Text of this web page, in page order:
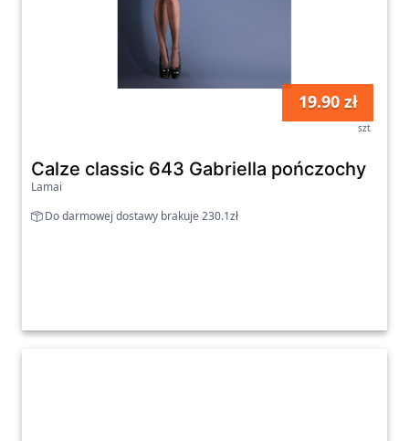
19.90 zł
szt
Calze classic 643 Gabriella pończochy
Lamai
Do darmowej dostawy brakuje 230.1zł